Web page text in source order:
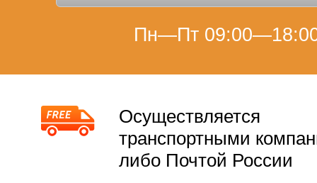
Пн—Пт
Осуществляется
транспортными
либо Почтой России